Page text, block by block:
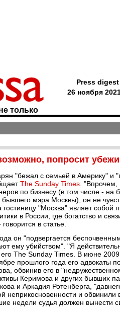
только
Press digest
26 ноября
попросит
"бежал с семьей в Америку" и
The Sunday Times .
по бизнесу (в том числе - на
мэра Москвы), он не
"Москва" являет собой
в России, где богатство и
в статье.
он "подвергается
ему убийством". "Я
The Sunday Times. В июне
прошлого года его адвокаты
обвинив его в
Керимова и других бывших
и Аркадия Ротенберга,
неприкосновенности и
недели судья должен вынести